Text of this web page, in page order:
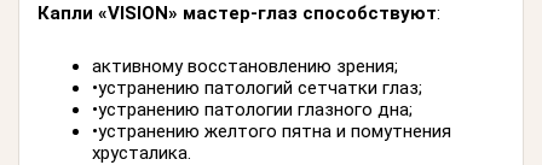
Капли «VISION» мастер-глаз способствуют:
активному восстановлению зрения;
•устранению патологий сетчатки глаз;
•устранению патологии глазного дна;
•устранению желтого пятна и помутнения
хрусталика.